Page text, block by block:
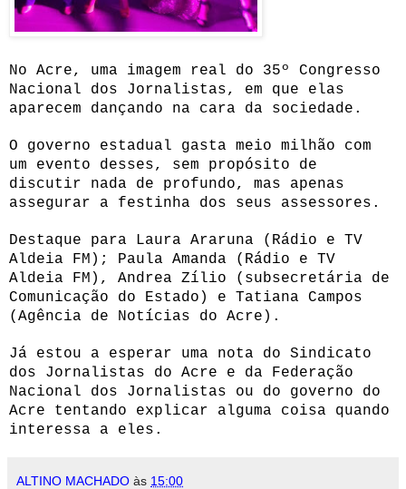
No Acre, uma imagem real do 35º Congresso
Nacional dos Jornalistas, em que elas
aparecem dançando na cara da sociedade.
O governo estadual gasta meio milhão com
um evento desses, sem propósito de
discutir nada de profundo, mas apenas
assegurar a festinha dos seus assessores.
Destaque para Laura Araruna (Rádio e TV
Aldeia FM); Paula Amanda (Rádio e TV
Aldeia FM), Andrea Zílio (subsecretária de
Comunicação do Estado) e Tatiana Campos
(Agência de Notícias do Acre).
Já estou a esperar uma nota do Sindicato
dos Jornalistas do Acre e da Federação
Nacional dos Jornalistas ou do governo do
Acre tentando explicar alguma coisa quando
interessa a eles.
ALTINO MACHADO às 15:00